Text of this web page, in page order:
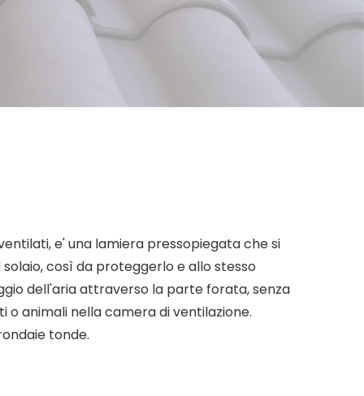
e' una lamiera pressopiegata che si
così da proteggerlo e allo stesso
dell'aria attraverso la parte forata, senza
o animali nella camera di ventilazione.
tonde.